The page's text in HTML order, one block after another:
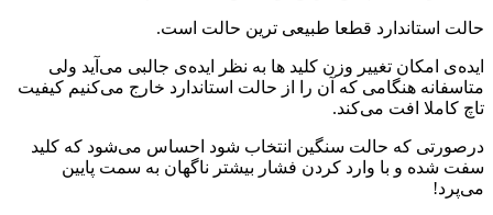
حالت استاندارد قطعا طبیعی ترین حالت است.
ایده‌ی امکان تغییر وزن کلید ها به نظر ایده‌ی جالبی می‌آید ولی
متاسفانه هنگامی که آن را از حالت استاندارد خارج می‌کنیم کیفیت
تاچ کاملا افت می‌کند.
درصورتی که حالت سنگین انتخاب شود احساس می‌شود که کلید
سفت شده و با وارد کردن فشار بیشتر ناگهان به سمت پایین
می‌پرد!